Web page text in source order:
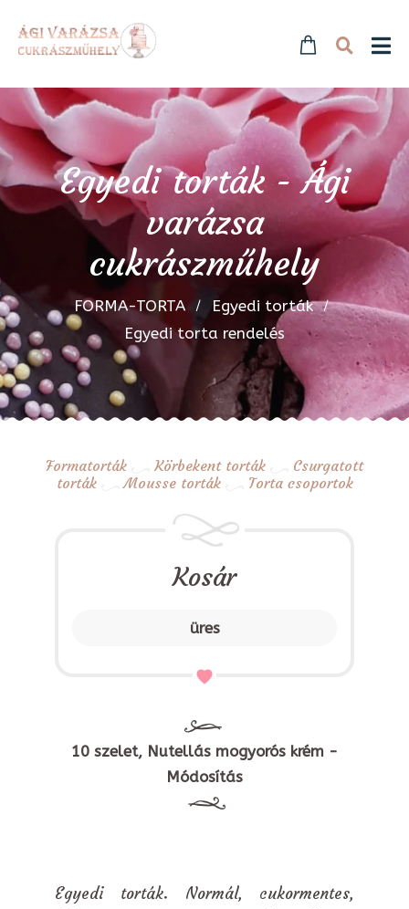
Egyedi torták - Ági
varázsa
cukrászműhely
FORMA-TORTA
Egyedi torták
Egyedi torta rendelés
Formatorták Körbekent torták
Csurgatott
torták
Mousse torták Torta csoportok
Kosár
üres
10 szelet, Nutellás mogyorós krém -
Módosítás
Egyedi torták. Normál, cukormentes,